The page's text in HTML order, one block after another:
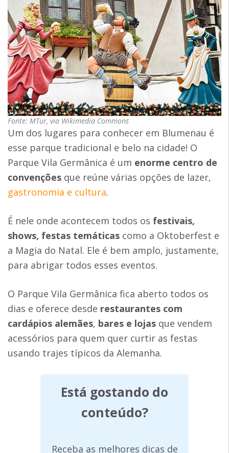
Fonte: MTur, via Wikimedia Commons
Um dos lugares para conhecer em Blumenau é
esse parque tradicional e belo na cidade! O
Parque Vila Germânica é um enorme centro de
convenções que reúne várias opções de lazer,
gastronomia e cultura.
É nele onde acontecem todos os festivais,
shows, festas temáticas como a Oktoberfest e
a Magia do Natal. Ele é bem amplo, justamente,
para abrigar todos esses eventos.
O Parque Vila Germânica fica aberto todos os
dias e oferece desde restaurantes com
cardápios alemães, bares e lojas que vendem
acessórios para quem quer curtir as festas
usando trajes típicos da Alemanha.
Está gostando do
conteúdo?
Receba as melhores dicas de